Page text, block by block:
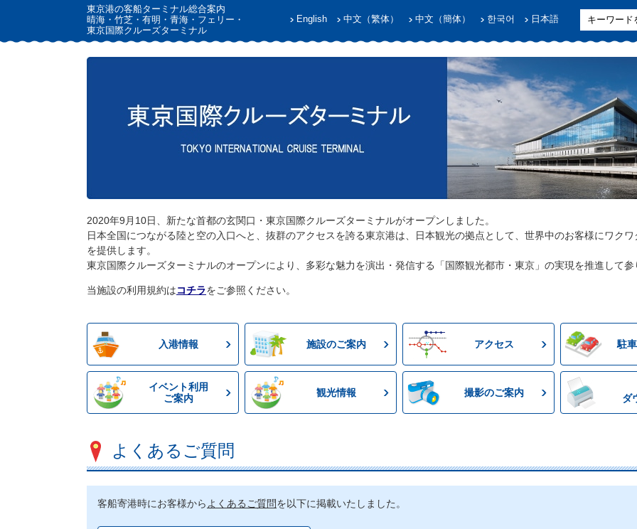
東京港の客船ターミナル総合案内
晴海・竹芝・有明・青海・フェリー・
東京国際クルーズターミナル
English 中文（繁体） 中文（簡体） 한국어 日本語
2020年9月10日、新たな首都の玄関口・東京国際クルーズターミナルがオープンしました。
日本全国につながる陸と空の入口へと、抜群のアクセスを誇る東京港は、日本観光の拠点として、世界中のお客様にワク
を提供します。
東京国際クルーズターミナルのオープンにより、多彩な魅力を演出・発信する「国際観光都市・東京」の実現を推進して参
当施設の利用規約はコチラをご参照ください。
入港情報 施設のご案内 アクセス 駐
イベント利用
ご案内
観光情報 撮影のご案内
ダ
よくあるご質問
客船寄港時にお客様から よくあるご質問を以下に掲載いたしました。